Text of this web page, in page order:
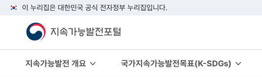
이 누리집은 대한민국 공식 전자정부 누리집입니다.
지속가능발전 개요 국가지속가능발전목표(K-SDGs)